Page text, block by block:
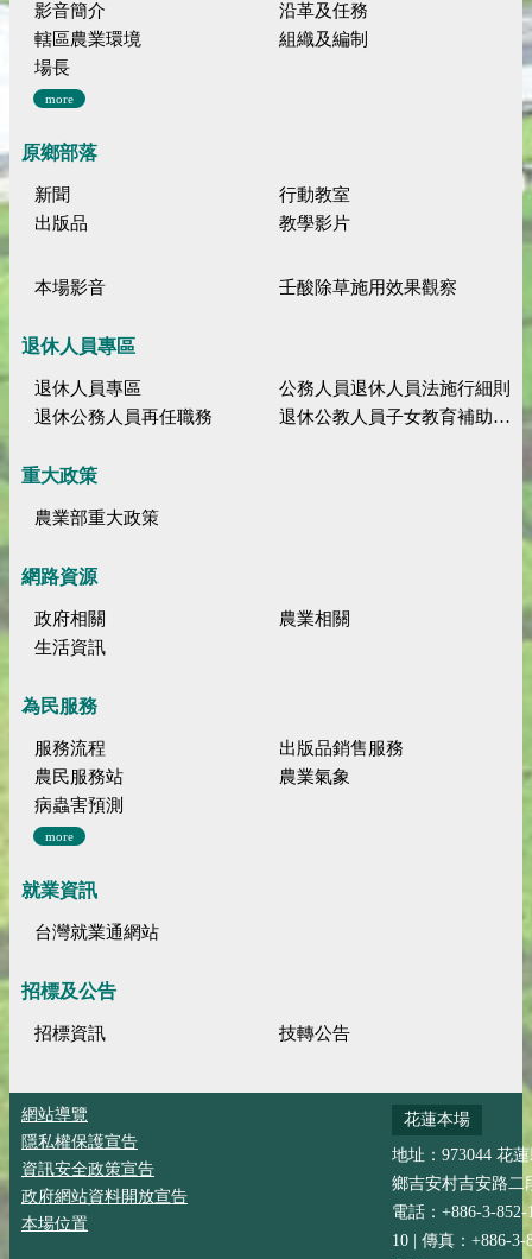
影音簡介
沿革及任務
轄區農業環境
組織及編制
場長
more
原鄉部落
新聞
行動教室
出版品
教學影片
本場影音 壬酸除草施用效果觀察
退休人員專區
退休人員專區
公務人員退休人員法施行細則
退休公務人員再任職務
退休公教人員子女教育補助規定
重大政策
農業部重大政策
網路資源
政府相關
農業相關
生活資訊
為民服務
服務流程
出版品銷售服務
農民服務站
農業氣象
病蟲害預測
more
就業資訊
台灣就業通網站
招標及公告
招標資訊 技轉公告
網站導覽
隱私權保護宣告
資訊安全政策宣告
政府網站資料開放宣告
本場位置
花蓮本場
地址：973044 花
鄉吉安村吉安路二
電話：+886-3-852-
10 | 傳真：+886-3-